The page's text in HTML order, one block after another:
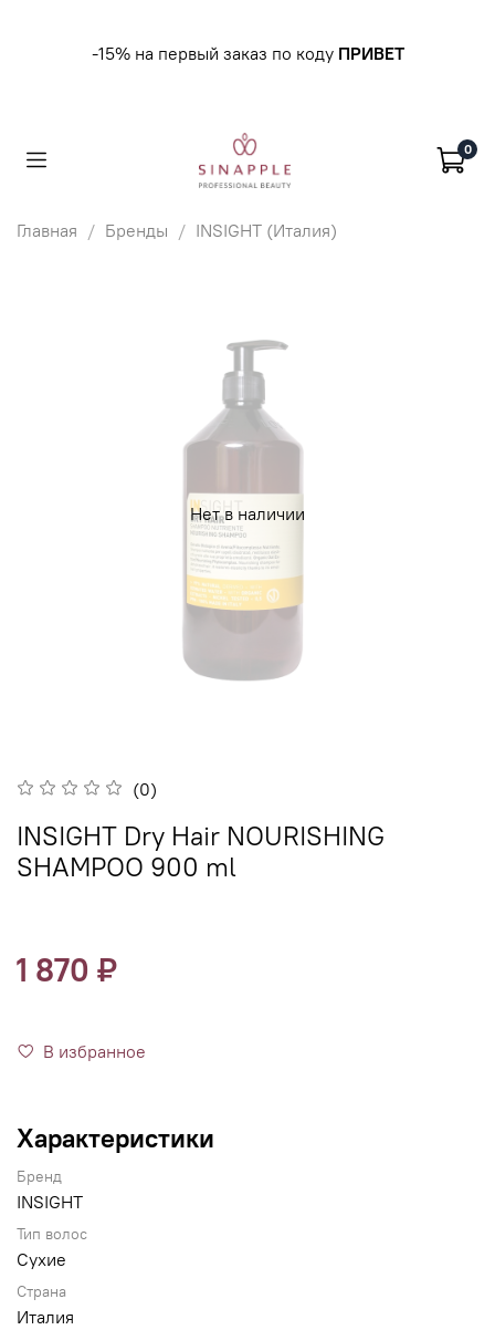
-15% на первый заказ по коду ПРИВЕТ
0
Главная Бренды INSIGHT (Италия)
Нет в наличии
(0)
INSIGHT Dry Hair NOURISHING
SHAMPOO 900 ml
1 870 ₽
В избранное
Характеристики
Бренд
INSIGHT
Тип волос
Сухие
Страна
Италия